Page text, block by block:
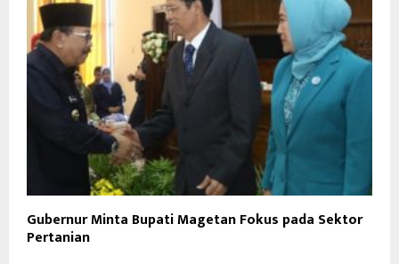
Gubernur Minta Bupati Magetan Fokus pada Sektor
Pertanian